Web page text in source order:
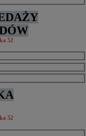
52
52